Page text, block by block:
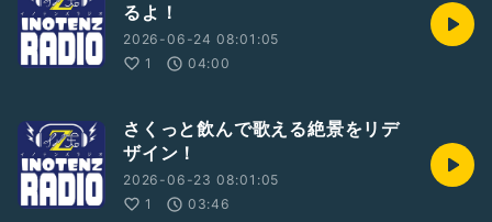
るよ！
2026-06-24 08:01:05
1
04:00
さくっと飲んで歌える絶景をリデ
ザイン！
2026-06-23 08:01:05
1
03:46